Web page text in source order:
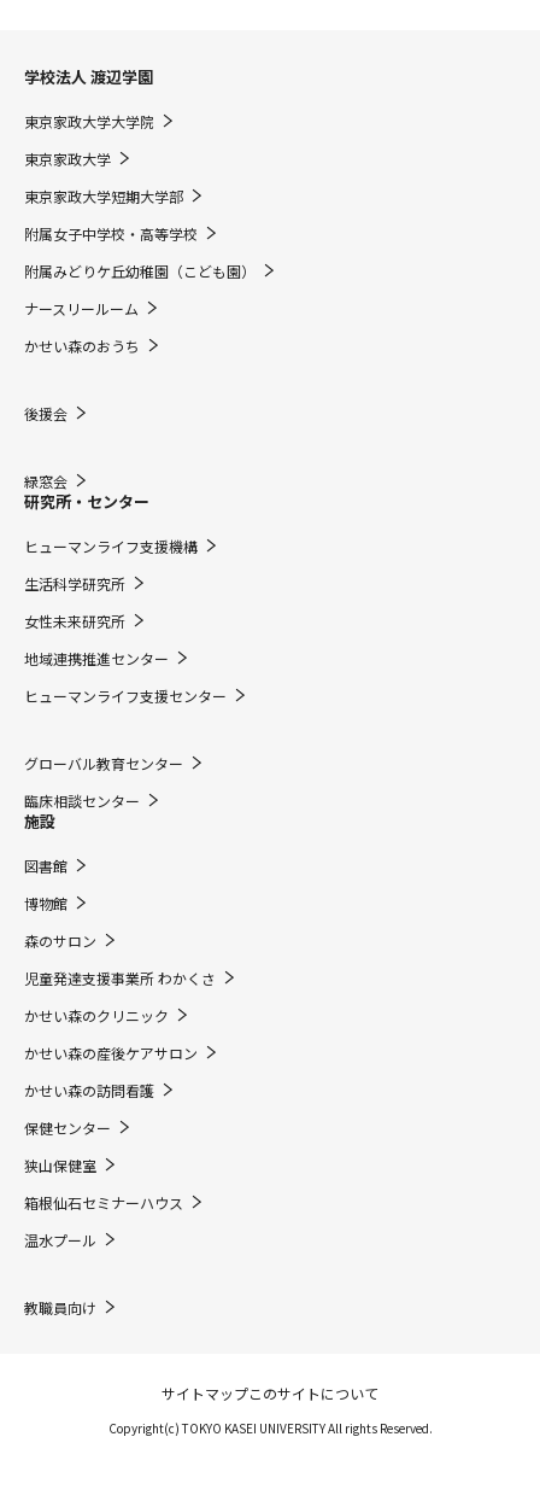
学校法人 渡辺学園
東京家政大学大学院
東京家政大学
東京家政大学短期大学部
附属女子中学校・高等学校
附属みどりケ丘幼稚園（こども園）
ナースリールーム
かせい森のおうち
後援会
緑窓会
研究所・センター
ヒューマンライフ支援機構
生活科学研究所
女性未来研究所
地域連携推進センター
ヒューマンライフ支援センター
グローバル教育センター
臨床相談センター
施設
図書館
博物館
森のサロン
児童発達支援事業所 わかくさ
かせい森のクリニック
かせい森の産後ケアサロン
かせい森の訪問看護
保健センター
狭山保健室
箱根仙石セミナーハウス
温水プール
教職員向け
サイトマップこのサイトについて
Copyright(c) TOKYO KASEI UNIVERSITY All rights Reserved.